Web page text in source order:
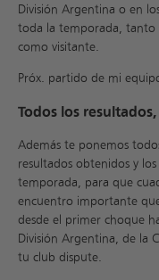
División Argentina o en
toda la temporada, tanto
como visitante.
Próx. partido de mi
Todos los
Además te ponemos
resultados obtenidos y
temporada, para que
encuentro importante
desde el primer choque
División Argentina, de la
tu club dispute.